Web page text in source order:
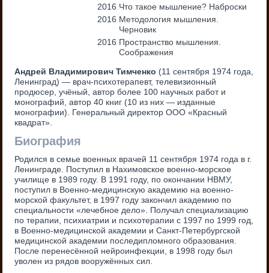
2016 Что такое мышление? Наброски
2016 Методология мышления.
Черновик
2016 Пространство мышления.
Соображения
Андрей Владимирович Тимченко (11 сентября 1974 года,
Ленинград) — врач-психотерапевт, телевизионный
продюсер, учёный, автор более 100 научных работ и
монографий, автор 40 книг (10 из них — изданные
монографии). Генеральный директор ООО «Красный
квадрат».
Биография
Родился в семье военных врачей 11 сентября 1974 года в г.
Ленинграде. Поступил в Нахимовское военно-морское
училище в 1989 году. В 1991 году, по окончании НВМУ,
поступил в Военно-медицинскую академию на военно-
морской факультет, в 1997 году закончил академию по
специальности «лечебное дело». Получал специализацию
по терапии, психиатрии и психотерапии с 1997 по 1999 год,
в Военно-медицинской академии и Санкт-Петербургской
медицинской академии последипломного образования.
После перенесённой нейроинфекции, в 1998 году был
уволен из рядов вооружённых сил.